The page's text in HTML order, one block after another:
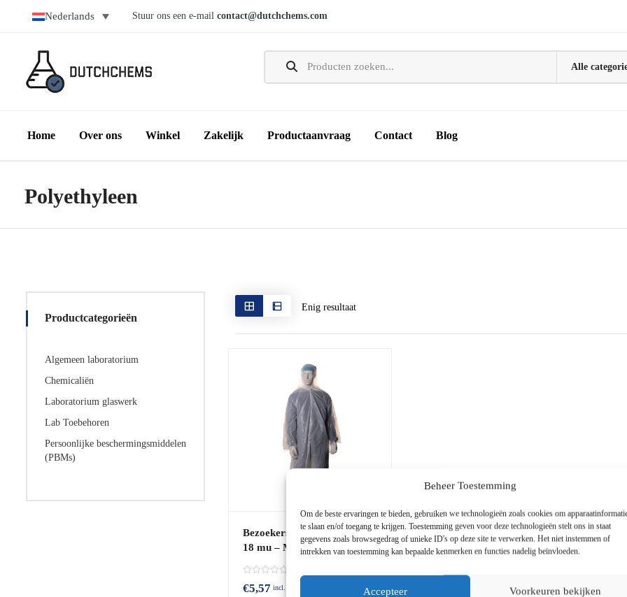
Beheer Toestemming
Om de beste ervaringen te bieden, gebruiken we technologieën zoals cookies om
te slaan en/of toegang te krijgen. Toestemming geven voor deze technologieën stelt ons in staat
gegevens zoals browsegedrag of unieke ID's op deze site te verwerken. Het niet instemmen of
intrekken van toestemming kan bepaalde kenmerken en functies nadelig beïnvloeden.
Accepteer Voorkeuren bekijken
Nederlands Stuur ons een e-mail contact@dutchchems.com
Home Over ons Winkel Zakelijk Productaanvraag Contact Blog
Polyethyleen
Productcategorieën
Algemeen laboratorium
Chemicaliën
Laboratorium glaswerk
Lab Toebehoren
Persoonlijke beschermingsmiddelen
(PBMs)
Enig resultaat
Bezoekersjas polyethyleen
18 mu – Majestic
e
€5,57 incl. BTW